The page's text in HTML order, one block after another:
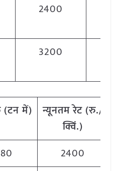
2400
3200
(टनमें) न्यूनतमरेट(रु./
क्विं.)
2400